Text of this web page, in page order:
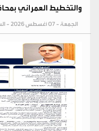
والتخطيط العمراني
الجمعة - 07 أغسطس 2026 - الساعة 12:34 ص